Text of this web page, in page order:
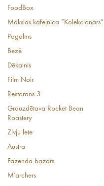
FoodBox
Mākslas kafejnīca “Kolekcionārs”
Pagalms
Bezē
Dēkainis
Film Noir
Restorāns 3
Grauzdētava Rocket Bean
Roastery
Zivju lete
Austra
Fazenda bazārs
M’archers